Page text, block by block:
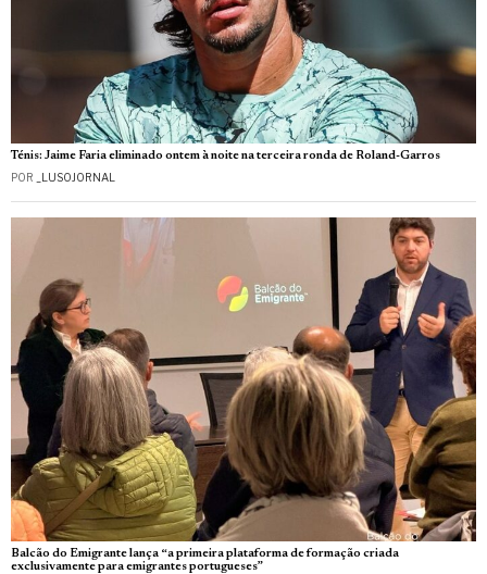
Ténis: Jaime Faria eliminado ontem à noite na terceira ronda de Roland-Garros
POR _LUSOJORNAL
Balcão do Emigrante lança “a primeira plataforma de formação criada
exclusivamente para emigrantes portugueses”